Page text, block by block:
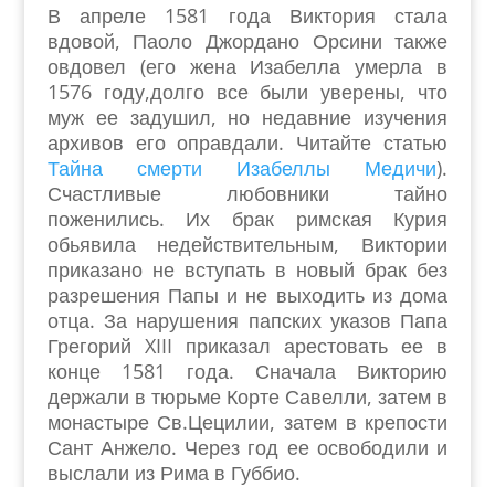
В апреле 1581 года Виктория стала
вдовой, Паоло Джордано Орсини также
овдовел (его жена Изабелла умерла в
1576 году,долго все были уверены, что
муж ее задушил, но недавние изучения
архивов его оправдали. Читайте статью
Тайна смерти Изабеллы Медичи).
Счастливые любовники тайно
поженились. Их брак римская Курия
обьявила недействительным, Виктории
приказано не вступать в новый брак без
разрешения Папы и не выходить из дома
отца. За нарушения папских указов Папа
Грегорий XIII приказал арестовать ее в
конце 1581 года. Сначала Викторию
держали в тюрьме Корте Савелли, затем в
монастыре Св.Цецилии, затем в крепости
Сант Анжело. Через год ее освободили и
выслали из Рима в Губбио.